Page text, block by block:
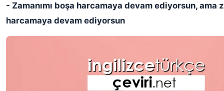
- Zamanımı boşa harcamaya devam ediyorsun, ama
harcamaya devam ediyorsun